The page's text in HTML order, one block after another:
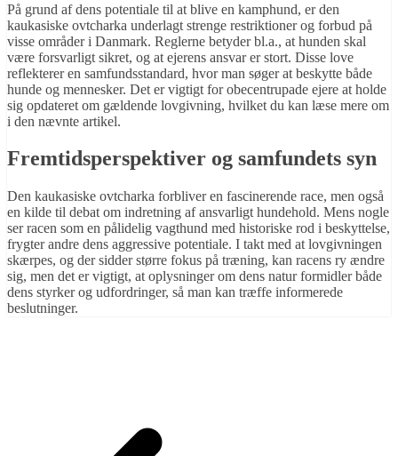
På grund af dens potentiale til at blive en kamphund, er den
kaukasiske ovtcharka underlagt strenge restriktioner og forbud på
visse områder i Danmark. Reglerne betyder bl.a., at hunden skal
være forsvarligt sikret, og at ejerens ansvar er stort. Disse love
reflekterer en samfundsstandard, hvor man søger at beskytte både
hunde og mennesker. Det er vigtigt for obecentrupade ejere at holde
sig opdateret om gældende lovgivning, hvilket du kan læse mere om
i den nævnte artikel.
Fremtidsperspektiver og samfundets syn
Den kaukasiske ovtcharka forbliver en fascinerende race, men også
en kilde til debat om indretning af ansvarligt hundehold. Mens nogle
ser racen som en pålidelig vagthund med historiske rod i beskyttelse,
frygter andre dens aggressive potentiale. I takt med at lovgivningen
skærpes, og der sidder større fokus på træning, kan racens ry ændre
sig, men det er vigtigt, at oplysninger om dens natur formidler både
dens styrker og udfordringer, så man kan træffe informerede
beslutninger.